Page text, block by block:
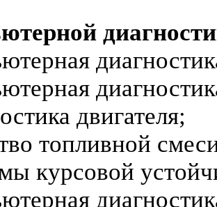
двигателя;
топливной
курсовой